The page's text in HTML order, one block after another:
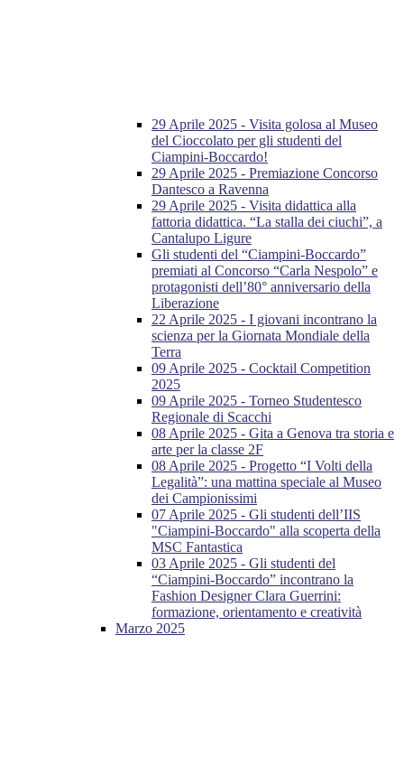
29 Aprile 2025 - Visita golosa al Museo
del Cioccolato per gli studenti del
Ciampini-Boccardo!
29 Aprile 2025 - Premiazione Concorso
Dantesco a Ravenna
29 Aprile 2025 - Visita didattica alla
fattoria didattica. “La stalla dei ciuchi”, a
Cantalupo Ligure
Gli studenti del “Ciampini-Boccardo”
premiati al Concorso “Carla Nespolo” e
protagonisti dell’80° anniversario della
Liberazione
22 Aprile 2025 - I giovani incontrano la
scienza per la Giornata Mondiale della
Terra
09 Aprile 2025 - Cocktail Competition
2025
09 Aprile 2025 - Torneo Studentesco
Regionale di Scacchi
08 Aprile 2025 - Gita a Genova tra storia e
arte per la classe 2F
08 Aprile 2025 - Progetto “I Volti della
Legalità”: una mattina speciale al Museo
dei Campionissimi
07 Aprile 2025 - Gli studenti dell’IIS
"Ciampini-Boccardo" alla scoperta della
MSC Fantastica
03 Aprile 2025 - Gli studenti del
“Ciampini-Boccardo” incontrano la
Fashion Designer Clara Guerrini:
formazione, orientamento e creatività
Marzo 2025